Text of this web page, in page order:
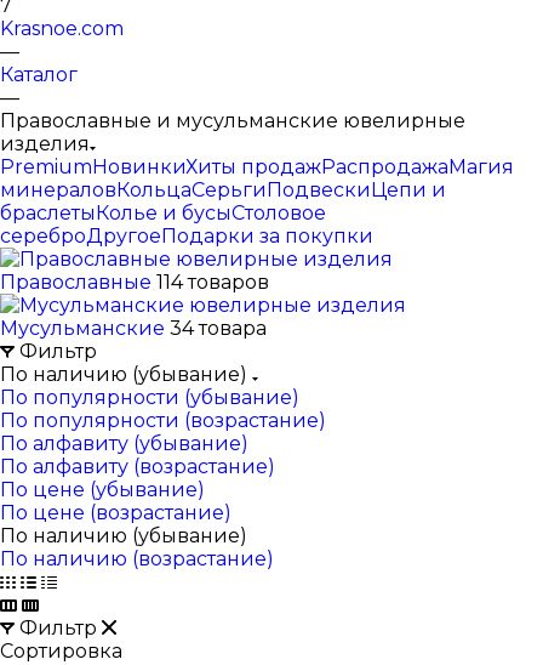
7
Krasnoe.com
—
Каталог
—
Православные и мусульманские ювелирные
изделия
PremiumНовинкиХиты продажРаспродажаМагия
минераловКольцаСерьгиПодвескиЦепи и
браслетыКолье и бусыСтоловое
сереброДругоеПодарки за покупки
Православные 114 товаров
Мусульманские 34 товара
Фильтр
По наличию (убывание)
По популярности (убывание)
По популярности (возрастание)
По алфавиту (убывание)
По алфавиту (возрастание)
По цене (убывание)
По цене (возрастание)
По наличию (убывание)
По наличию (возрастание)
Фильтр
Сортировка